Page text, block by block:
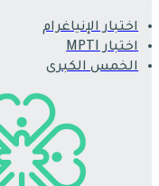
اختبار الإنياغرام
اختبار MPTI
الخمس الكبرى